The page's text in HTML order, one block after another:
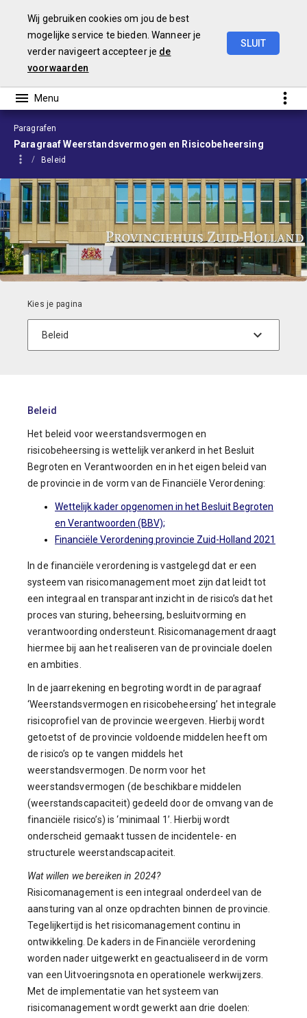
Wij gebruiken cookies om jou de best
mogelijke service te bieden. Wanneer je
verder navigeert accepteer je de
voorwaarden
SLUIT
Paragrafen
Paragraaf Weerstandsvermogen en Risicobeheersing
Beleid
Beleid
Het beleid voor weerstandsvermogen en
risicobeheersing is wettelijk verankerd in het Besluit
Begroten en Verantwoorden en in het eigen beleid van
de provincie in de vorm van de Financiële Verordening:
Wettelijk kader opgenomen in het Besluit Begroten
en Verantwoorden (BBV);
Financiële Verordening provincie Zuid-Holland 2021
In de financiële verordening is vastgelegd dat er een
systeem van risicomanagement moet zijn dat leidt tot
een integraal en transparant inzicht in de risico’s dat het
proces van sturing, beheersing, besluitvorming en
verantwoording ondersteunt. Risicomanagement draagt
hiermee bij aan het realiseren van de provinciale doelen
en ambities.
In de jaarrekening en begroting wordt in de paragraaf
‘Weerstandsvermogen en risicobeheersing’ het integrale
risicoprofiel van de provincie weergeven. Hierbij wordt
getoetst of de provincie voldoende middelen heeft om
de risico’s op te vangen middels het
weerstandsvermogen. De norm voor het
weerstandsvermogen (de beschikbare middelen
(weerstandscapaciteit) gedeeld door de omvang van de
financiële risico’s) is ‘minimaal 1’. Hierbij wordt
onderscheid gemaakt tussen de incidentele- en
structurele weerstandscapaciteit.
Wat willen we bereiken in 2024?
Risicomanagement is een integraal onderdeel van de
aansturing van al onze opdrachten binnen de provincie.
Tegelijkertijd is het risicomanagement continu in
ontwikkeling. De kaders in de Financiële verordening
worden nader uitgewerkt en geactualiseerd in de vorm
van een Uitvoeringsnota en operationele werkwijzers.
Met de implementatie van het systeem van
risicomanagement wordt gewerkt aan drie doelen: